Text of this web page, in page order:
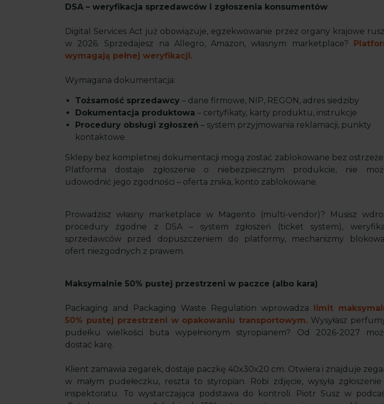
DSA – weryfikacja sprzedawców i zgłoszenia konsumentów
Digital Services Act już obowiązuje, egzekwowanie przez organy krajowe
w 2026. Sprzedajesz na Allegro, Amazon, własnym marketplace?
wymagają pełnej weryfikacji.
Wymagana dokumentacja:
Tożsamość sprzedawcy – dane firmowe, NIP, REGON, adres siedziby
Dokumentacja produktowa – certyfikaty, karty produktu, instrukcje
Procedury obsługi zgłoszeń – system przyjmowania reklamacji, punkty
kontaktowe
Sklepy bez kompletnej dokumentacji mogą zostać zablokowane bez
Platforma dostaje zgłoszenie o niebezpiecznym produkcie, nie
udowodnić jego zgodności – oferta znika, konto zablokowane.
Prowadzisz własny marketplace w Magento (multi-vendor)? Musisz
procedury zgodne z DSA – system zgłoszeń (ticket system),
sprzedawców przed dopuszczeniem do platformy, mechanizmy
ofert niezgodnych z prawem.
Maksymalnie 50% pustej przestrzeni w paczce (albo kara)
Packaging and Packaging Waste Regulation wprowadza limit
50% pustej przestrzeni w opakowaniu transportowym. Wysyłasz
pudełku wielkości buta wypełnionym styropianem? Od 2026-2027
dostać karę.
Klient zamawia zegarek, dostaje paczkę 40x30x20 cm. Otwiera i znajduje
w małym pudełeczku, reszta to styropian. Robi zdjęcie, wysyła
inspektoratu. To wystarczająca podstawa do kontroli. Piotr Susz w